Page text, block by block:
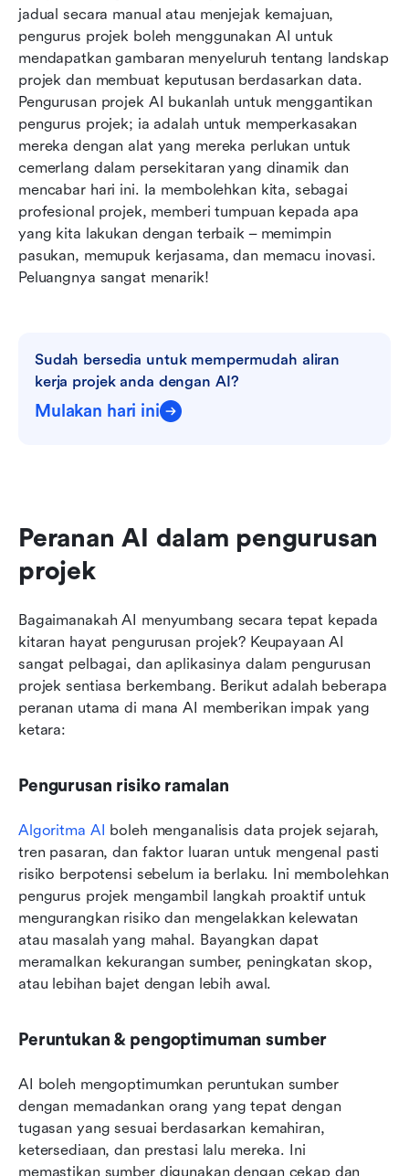
jadual secara manual atau menjejak kemajuan,
pengurus projek boleh menggunakan AI untuk
mendapatkan gambaran menyeluruh tentang landskap
projek dan membuat keputusan berdasarkan data.
Pengurusan projek AI bukanlah untuk menggantikan
pengurus projek; ia adalah untuk memperkasakan
mereka dengan alat yang mereka perlukan untuk
cemerlang dalam persekitaran yang dinamik dan
mencabar hari ini. Ia membolehkan kita, sebagai
profesional projek, memberi tumpuan kepada apa
yang kita lakukan dengan terbaik – memimpin
pasukan, memupuk kerjasama, dan memacu inovasi.
Peluangnya sangat menarik!
Sudah bersedia untuk mempermudah aliran
kerja projek anda dengan AI?
Mulakan hari ini
Peranan AI dalam pengurusan
projek
Bagaimanakah AI menyumbang secara tepat kepada
kitaran hayat pengurusan projek? Keupayaan AI
sangat pelbagai, dan aplikasinya dalam pengurusan
projek sentiasa berkembang. Berikut adalah beberapa
peranan utama di mana AI memberikan impak yang
ketara:
Pengurusan risiko ramalan
Algoritma AI boleh menganalisis data projek sejarah,
tren pasaran, dan faktor luaran untuk mengenal pasti
risiko berpotensi sebelum ia berlaku. Ini membolehkan
pengurus projek mengambil langkah proaktif untuk
mengurangkan risiko dan mengelakkan kelewatan
atau masalah yang mahal. Bayangkan dapat
meramalkan kekurangan sumber, peningkatan skop,
atau lebihan bajet dengan lebih awal.
Peruntukan & pengoptimuman sumber
AI boleh mengoptimumkan peruntukan sumber
dengan memadankan orang yang tepat dengan
tugasan yang sesuai berdasarkan kemahiran,
ketersediaan, dan prestasi lalu mereka. Ini
memastikan sumber digunakan dengan cekap dan